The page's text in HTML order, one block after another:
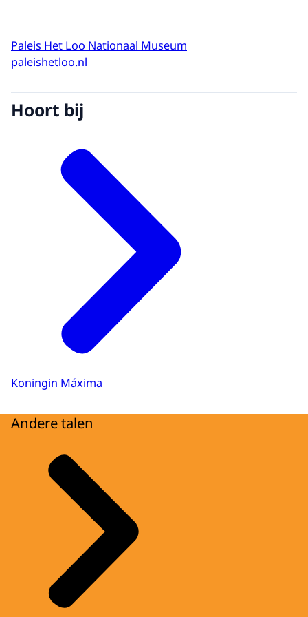
Paleis Het Loo Nationaal Museum
paleishetloo.nl
Hoort bij
Koningin Máxima
Andere talen